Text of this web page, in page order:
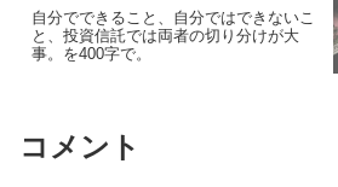
自分でできること、自分ではできないこ
と、投資信託では両者の切り分けが大
事。を400字で。
コメント